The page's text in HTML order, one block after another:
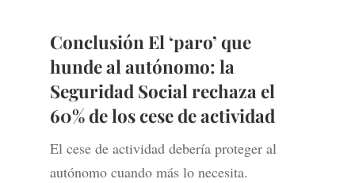
Conclusión El ‘paro’ que
hunde al autónomo: la
Seguridad Social rechaza el
60% de los cese de actividad
El cese de actividad debería proteger al
autónomo cuando más lo necesita.